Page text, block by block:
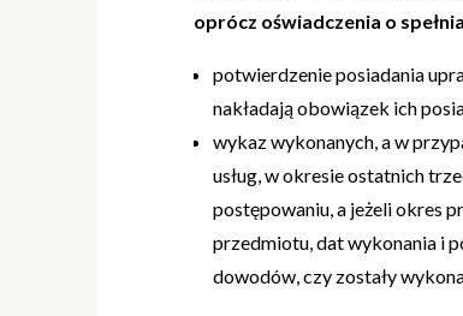
oprócz oświadczenia o
potwierdzenie posiadania
nakładają obowiązek ich
wykaz wykonanych, a w
usług, w okresie ostatnich
postępowaniu, a jeżeli okres
przedmiotu, dat wykonania i
dowodów, czy zostały